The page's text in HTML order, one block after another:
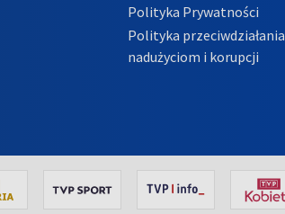
Polityka Prywatności
Polityka przeciwdziałania
nadużyciom i korupcji